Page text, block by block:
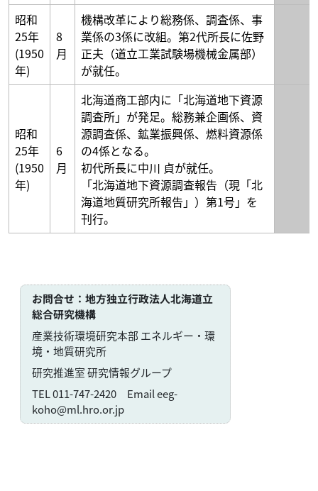
昭和
25年
(1950
年)
8
月
機構改革により総務係、調査係、事
業係の3係に改組。第2代所長に佐野
正夫（道立工業試験場機械金属部）
が就任。
昭和
25年
(1950
年)
6
月
北海道商工部内に「北海道地下資源
調査所」が発足。総務兼企画係、資
源調査係、鉱業振興係、燃料資源係
の4係となる。
初代所長に中川 貞が就任。
「北海道地下資源調査報告（現「北
海道地質研究所報告」）第1号」を
刊行。
お問合せ ：地方独立行政法人北海道立
総合研究機構
産業技術環境研究本部 エネルギー・環
境・地質研究所
研究推進室 研究情報グループ
TEL 011-747-2420 Email eeg-
koho@ml.hro.or.jp